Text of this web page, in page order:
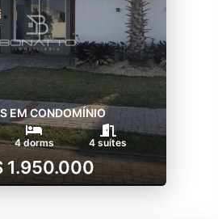
EM CONDOMÍNIO
4 dorms 4 suítes
1.950.000